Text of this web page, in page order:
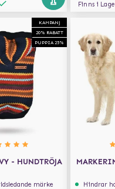
Finns i
KAMPANJ
20% RABATT
PUPPIA 25%
- HUNDTRÖJA
märke
Hindrar